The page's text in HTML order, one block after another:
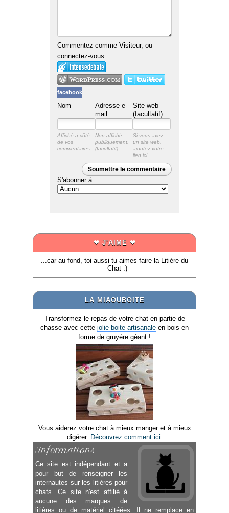
Commentez comme Visiteur, ou
connectez-vous :
facebook
Nom
Adresse e-
mail
Site web
(facultatif)
Affiché à côté
de vos
commentaires.
Non affiché
publiquement.
Si vous avez
un site web,
ajoutez votre
lien ici.
Soumettre le commentaire
S'abonner à
❤ J'AIME ❤
...car au fond, toi aussi tu aimes faire la Litière du
Chat :)
LA MIAOUBOITE
Transformez le repas de votre chat en partie de
chasse avec cette jolie boite artisanale en bois en
forme de gruyère géant !
Vous aiderez votre chat à mieux manger et à mieux
digérer. Découvrez comment ici
Informations
Ce site est indépendant et a
pour but de renseigner les
internautes sur les litières pour
chats. Ce site n'est affilié à
aucune des marques de
litières ou de matériel citéées. Il ne remplace en